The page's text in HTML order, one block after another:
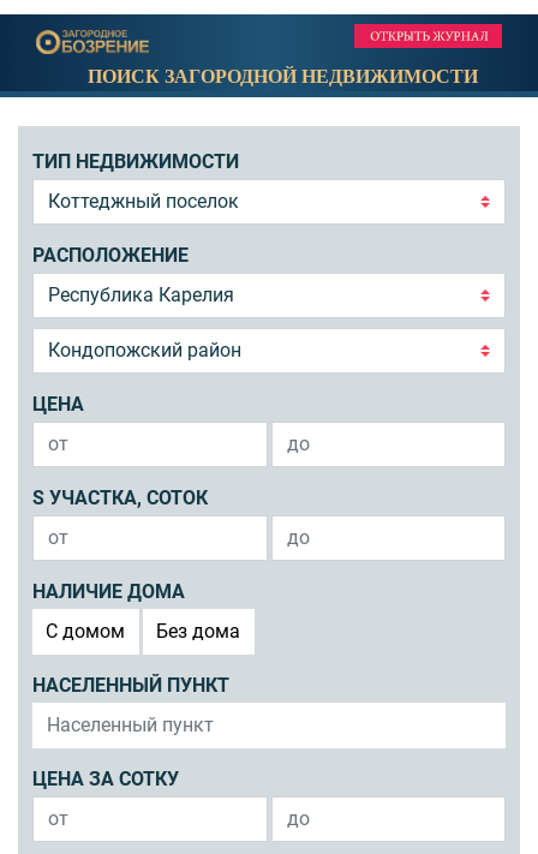
ПОИСК ЗАГОРОДНОЙ НЕДВИЖИМОСТИ
ТИП НЕДВИЖИМОСТИ
РАСПОЛОЖЕНИЕ
ЦЕНА
S УЧАСТКА, СОТОК
НАЛИЧИЕ ДОМА
C домом
Без дома
НАСЕЛЕННЫЙ ПУНКТ
ЦЕНА ЗА СОТКУ